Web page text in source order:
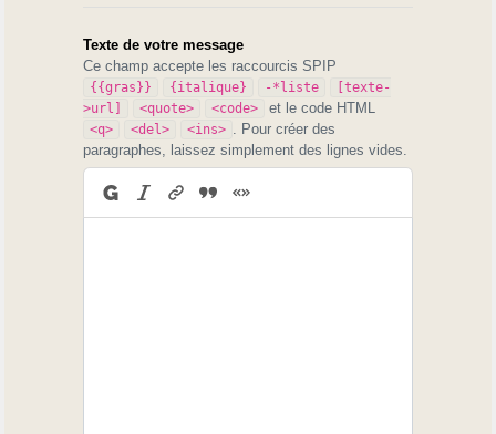
Texte de votre message
Ce champ accepte les raccourcis SPIP
{{gras}} {italique} -*liste
[texte-
>url]
<quote> <code> et le code HTML
<q> <del> <ins>
. Pour créer des
paragraphes, laissez simplement des lignes vides.